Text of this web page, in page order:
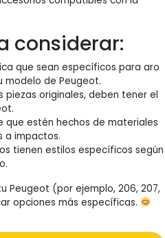
considerar:
que sean específicos para aro
modelo de Peugeot.
piezas originales, deben tener el
que estén hechos de materiales
a impactos.
tienen estilos específicos según
Peugeot (por ejemplo, 206, 207,
opciones más específicas.